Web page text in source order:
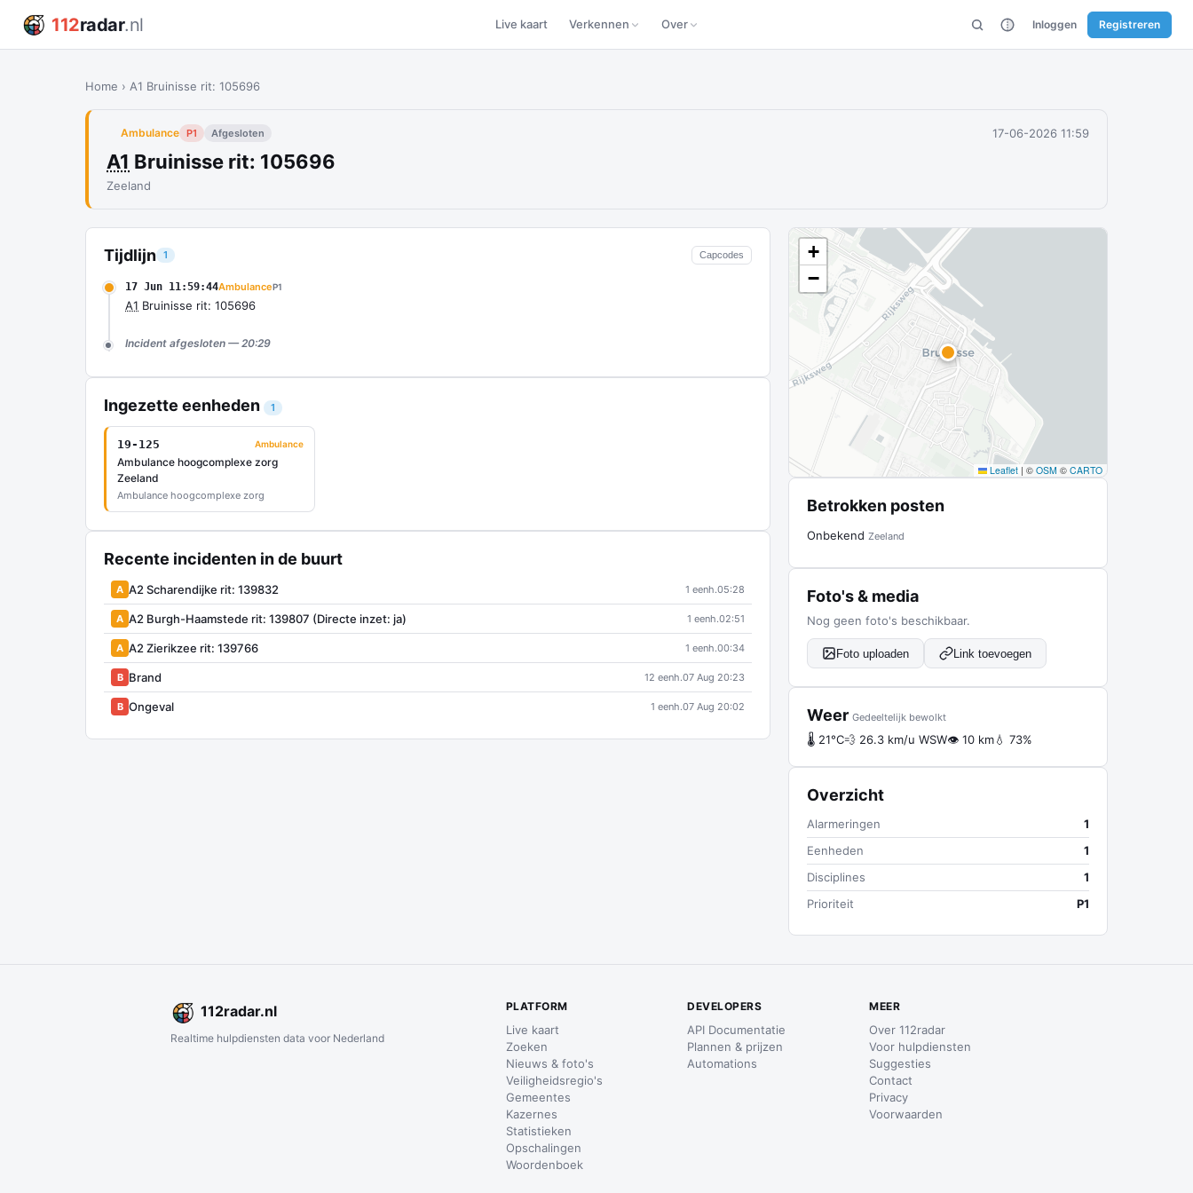
112radar.nl Live kaart Verkennen Over Inloggen Registreren
Home › A1 Bruinisse rit: 105696
Ambulance P1 Afgesloten 17-06-2026 11:59
A1 Bruinisse rit: 105696
Zeeland
Tijdlijn 1 Capcodes
17 Jun 11:59:44AmbulanceP1
A1 Bruinisse rit: 105696
Incident afgesloten — 20:29
Ingezette eenheden 1
19-125 Ambulance
Ambulance hoogcomplexe zorg
Zeeland
Ambulance hoogcomplexe zorg
Recente incidenten in de buurt
A A2 Scharendijke rit: 139832 1 eenh.05:28
A A2 Burgh-Haamstede rit: 139807 (Directe inzet: ja) 1 eenh.02:51
A A2 Zierikzee rit: 139766 1 eenh.00:34
B Brand 12 eenh.07 Aug 20:23
B Ongeval 1 eenh.07 Aug 20:02
+
−
Leaflet | © OSM © CARTO
Betrokken posten
Onbekend Zeeland
Foto's & media
Nog geen foto's beschikbaar.
Foto uploaden Link toevoegen
Weer Gedeeltelijk bewolkt
🌡 21°C💨 26.3 km/u WSW👁 10 km💧 73%
Overzicht
Alarmeringen
1
Eenheden
1
Disciplines
1
Prioriteit
P1
112radar.nl
Realtime hulpdiensten data voor Nederland
PLATFORM
Live kaart
Zoeken
Nieuws & foto's
Veiligheidsregio's
Gemeentes
Kazernes
Statistieken
Opschalingen
Woordenboek
DEVELOPERS
API Documentatie
Plannen & prijzen
Automations
MEER
Over 112radar
Voor hulpdiensten
Suggesties
Contact
Privacy
Voorwaarden